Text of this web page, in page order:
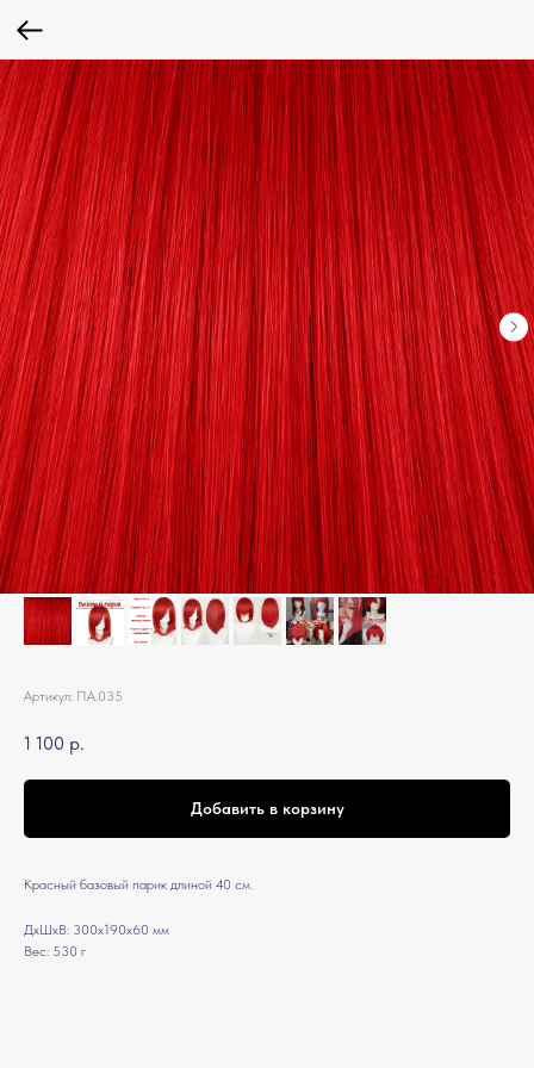
Артикул: ПА.035
1 100 р.
Добавить в корзину
Красный базовый парик длиной 40 см.
ДxШxВ: 300x190x60 мм
Вес: 530 г